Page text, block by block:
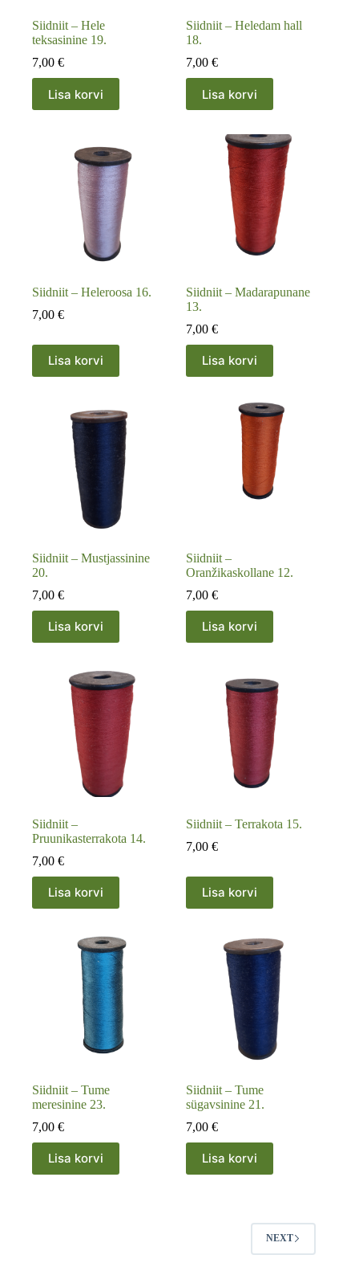
Siidniit – Hele
teksasinine 19.
7,00 €
Lisa korvi
Siidniit – Heledam hall
18.
7,00€
Lisa korvi
Siidniit – Heleroosa 16.
7,00 €
Lisa korvi
Siidniit – Madarapunane
13.
7,00€
Lisa korvi
Siidniit – Mustjassinine
20.
7,00 €
Lisa korvi
Siidniit –
Oranžikaskollane 12.
7,00€
Lisa korvi
Siidniit –
Pruunikasterrakota 14.
7,00 €
Lisa korvi
Siidniit – Terrakota 15.
7,00€
Lisa korvi
Siidniit – Tume
meresinine 23.
7,00 €
Lisa korvi
Siidniit – Tume
sügavsinine 21.
7,00€
Lisa korvi
NEXT